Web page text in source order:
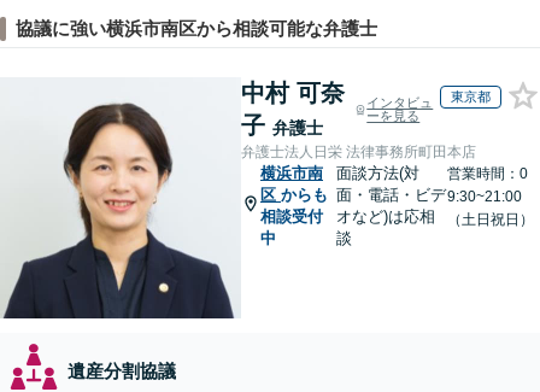
協議に強い横浜市南区から相談可能な弁護士
中村 可奈
子 弁護士
インタビュ
ーを見る
東京都
弁護士法人日栄 法律事務所町田本店
横浜市南
区 からも
相談受付
中
面談方法(対
面・電話・ビデ
オなど)は応相
談
営業時間：0
9:30~21:00
（土日祝日）
遺産分割協議